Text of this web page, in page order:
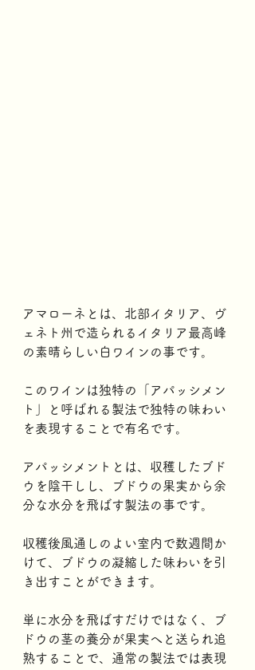
アマローネとは、北部イタリア、ヴ
ェネト州で造られるイタリア最高峰
の素晴らしい白ワインの事です。
このワインは独特の「アパッシメン
ト」と呼ばれる製法で独特の味わい
を表現することで有名です。
アパッシメントとは、収穫したブド
ウを陰干しし、ブドウの果実から余
分な水分を飛ばす製法の事です。
収穫後風通しのよい室内で数週間か
けて、ブドウの凝縮した味わいを引
き出すことができます。
単に水分を飛ばすだけではなく、ブ
ドウの茎の養分が果実へと送られ追
熟することで、通常の製法では表現